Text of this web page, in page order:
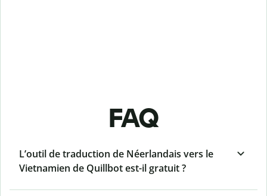
FAQ
L’outil de traduction de Néerlandais vers le
Vietnamien de Quillbot est-il gratuit ?